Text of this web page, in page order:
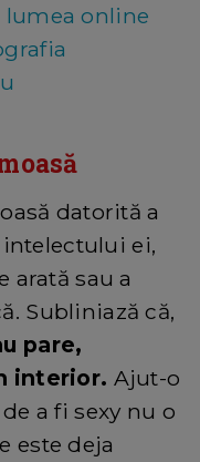
lumea online
datorită a
intelectului ei,
arată sau a
Subliniază că,
pare,
interior. Ajut-o
a fi sexy nu o
este deja